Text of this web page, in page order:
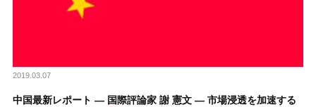
2019.03.07
中国最新レポート ― 国際評論家 謝 憲文 ― 市場浸透を加速する